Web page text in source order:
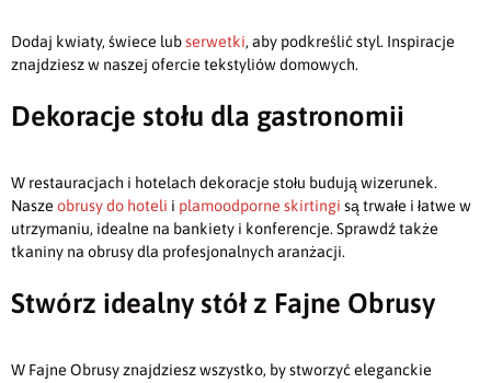
Dodaj kwiaty, świece lubserwetki, aby podkreślić styl. Inspiracje
znajdziesz w naszej ofercie tekstyliów domowych.
Dekoracje stołu dla gastronomii
W restauracjach i hotelach dekoracje stołu budują wizerunek.
Nasze obrusy do hoteli i plamoodporne skirtingi są trwałe i łatwe w
utrzymaniu, idealne na bankiety i konferencje. Sprawdź także
tkaniny na obrusy dla profesjonalnych aranżacji.
Stwórz idealny stół z Fajne Obrusy
W Fajne Obrusy znajdziesz wszystko, by stworzyć eleganckie